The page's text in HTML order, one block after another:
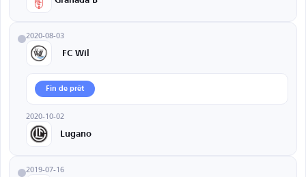
2020-08-03
FC Wil
Fin de prêt
2020-10-02
Lugano
2019-07-16